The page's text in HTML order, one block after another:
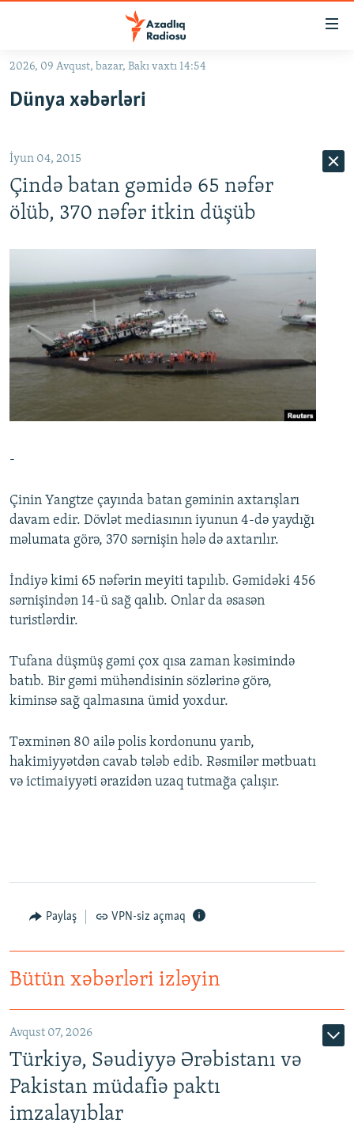
Əsas
qayıt
qayıt
Axtarışa
keç
#İZAHLA
#ƏSLINDƏ
FƏRQƏ BAX
QANUNI DOĞRU
MULTIMEDIA
VIDEO
FOTOQALEREYA
İNFOQRAFIKA
KARIKATURA
RADIO ARXIV
OXU ZALI
AZƏRBAYCAN ƏDƏBIYYATI KITABXANASI
İSLAM VƏ DEMOKRATIYA
HAQQIMIZDA
MISSIYAMIZ
PEŞƏ ETIKASI VƏ JURNALISTIKA STANDARTLARIMIZ
XƏBƏR BÜLLETENLƏRIMIZ
2026, 09 Avqust, bazar, Bakı vaxtı 14:54
Dünya xəbərləri
İyun 04, 2015
Çində batan gəmidə 65 nəfər
ölüb, 370 nəfər itkin düşüb
-
Çinin Yangtze çayında batan gəminin axtarışları
davam edir. Dövlət mediasının iyunun 4-də yaydığı
məlumata görə, 370 sərnişin hələ də axtarılır.
İndiyə kimi 65 nəfərin meyiti tapılıb. Gəmidəki 456
sərnişindən 14-ü sağ qalıb. Onlar da əsasən
turistlərdir.
Tufana düşmüş gəmi çox qısa zaman kəsimində
batıb. Bir gəmi mühəndisinin sözlərinə görə,
kiminsə sağ qalmasına ümid yoxdur.
Təxminən 80 ailə polis kordonunu yarıb,
hakimiyyətdən cavab tələb edib. Rəsmilər mətbuatı
və ictimaiyyəti ərazidən uzaq tutmağa çalışır.
Paylaş VPN-siz açmaq
Bütün xəbərləri izləyin
Avqust 07, 2026
Türkiyə, Səudiyyə Ərəbistanı və
Pakistan müdafiə paktı
imzalayıblar